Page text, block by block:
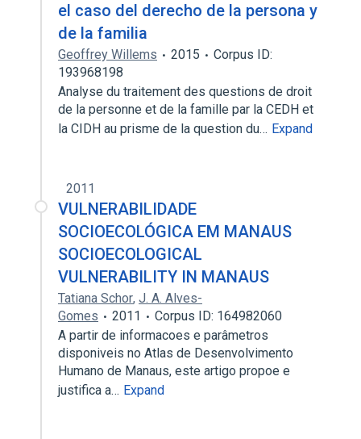
el caso del derecho de la persona y
de la familia
Geoffrey Willems 2015
Corpus ID:
193968198
Analyse du traitement des questions de droit
de la personne et de la famille par la CEDH et
la CIDH au prisme de la question du… Expand
2011
VULNERABILIDADE
SOCIOECOLÓGICA EM MANAUS
SOCIOECOLOGICAL
VULNERABILITY IN MANAUS
Tatiana Schor, J. A. Alves-
Gomes
2011
Corpus ID: 164982060
A partir de informacoes e parâmetros
disponiveis no Atlas de Desenvolvimento
Humano de Manaus, este artigo propoe e
justifica a… Expand